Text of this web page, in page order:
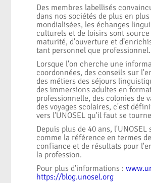
Des membres labellisés
dans nos sociétés de plus en plus
mondialisées, les échanges
culturels et de loisirs sont source
maturité, d’ouverture et
tant personnel que professionnel.
Lorsque l'on cherche une
coordonnées, des conseils sur
des métiers des séjours
des immersions adultes en
professionnelle, des colonies de
des voyages scolaires, c'est
vers l'UNOSEL qu'il faut se
Depuis plus de 40 ans, l'UNOSEL
comme la référence en termes
confiance et de résultats pour
la profession.
Pour plus d'informations :
https://blog.unosel.org